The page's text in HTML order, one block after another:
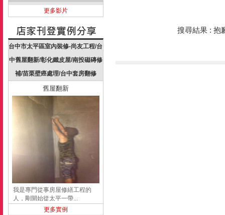
更多影片
台中市太平區室內裝修-尚友工程/台
中舊屋翻新/彰化鐵皮屋/南投磁磚修
補/苗栗壁癌處理/台中套房翻修
舊屋翻新
我是專門從事房屋修繕工程的
人，剛開始從太平一帶...
更多實例
搜尋結果 : 抱